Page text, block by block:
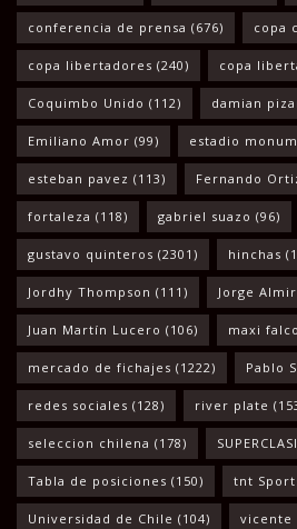
conferencia de prensa (676) copa
copa libertadores (240) copa
Coquimbo Unido (112) damian
Emiliano Amor (99) estadio
esteban pavez (113) Fernando
fortaleza (118) gabriel suazo (96)
gustavo quinteros (2301) hinchas
Jordhy Thompson (111) Jorge
Juan Martín Lucero (106) maxi
mercado de fichajes (1222) Pablo
redes sociales (128) river plate
seleccion chilena (178)
Tabla de posiciones (150) tnt
Universidad de Chile (104) vicente